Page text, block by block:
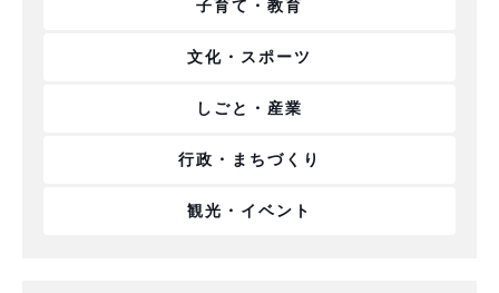
子育て・教育
文化・スポーツ
しごと・産業
行政・まちづくり
観光・イベント